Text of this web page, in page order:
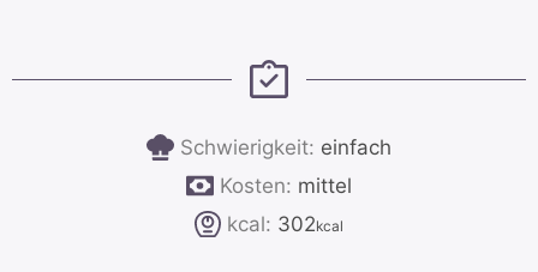
Schwierigkeit: einfach
Kosten: mittel
kcal: 302kcal